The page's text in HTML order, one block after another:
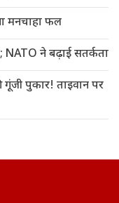
मनचाहा फल
NATO ने बढ़ाई सतर्कता
पुकार! ताइवान पर